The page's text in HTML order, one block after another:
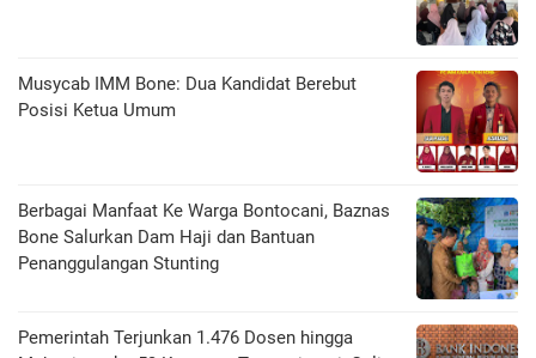
Musycab IMM Bone: Dua Kandidat Berebut
Posisi Ketua Umum
Berbagai Manfaat Ke Warga Bontocani, Baznas
Bone Salurkan Dam Haji dan Bantuan
Penanggulangan Stunting
Pemerintah Terjunkan 1.476 Dosen hingga